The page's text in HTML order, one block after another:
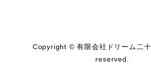
Copyright © 有限会社ドリーム二
reserved.